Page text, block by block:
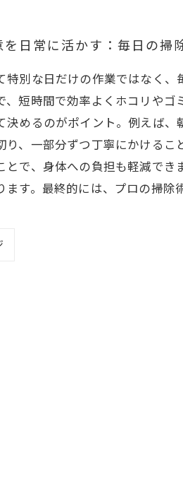
を日常に活かす：毎日の掃
特別な日だけの作業ではなく
、短時間で効率よくホコリや
決めるのがポイント。例えば
り、一部分ずつ丁寧にかける
とで、身体への負担も軽減で
ます。最終的には、プロの掃除